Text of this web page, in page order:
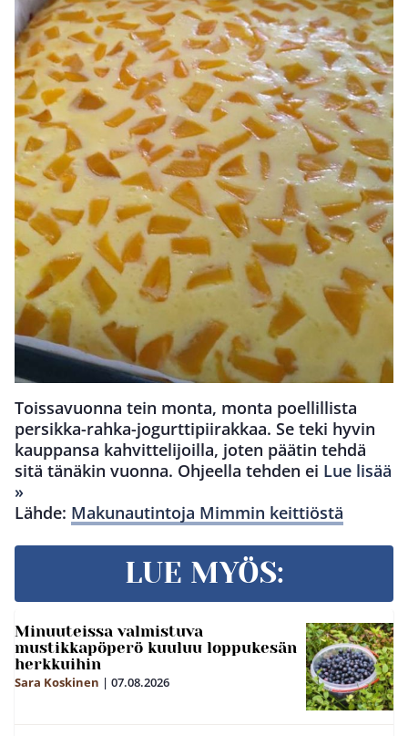
Toissavuonna tein monta, monta poellillista
persikka-rahka-jogurttipiirakkaa. Se teki hyvin
kauppansa kahvittelijoilla, joten päätin tehdä
sitä tänäkin vuonna. Ohjeella tehden ei Lue lisää
»
Lähde: Makunautintoja Mimmin keittiöstä
LUE MYÖS:
Minuuteissa valmistuva
mustikkapöperö kuuluu loppukesän
herkkuihin
Sara Koskinen | 07.08.2026